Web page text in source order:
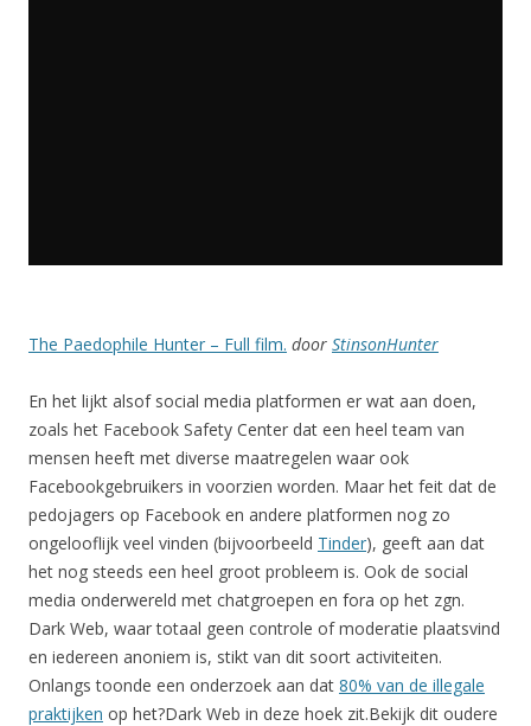
The Paedophile Hunter – Full film. door StinsonHunter
En het lijkt alsof social media platformen er wat aan doen,
zoals het Facebook Safety Center dat een heel team van
mensen heeft met diverse maatregelen waar ook
Facebookgebruikers in voorzien worden. Maar het feit dat de
pedojagers op Facebook en andere platformen nog zo
ongelooflijk veel vinden (bijvoorbeeld Tinder), geeft aan dat
het nog steeds een heel groot probleem is. Ook de social
media onderwereld met chatgroepen en fora op het zgn.
Dark Web, waar totaal geen controle of moderatie plaatsvind
en iedereen anoniem is, stikt van dit soort activiteiten.
Onlangs toonde een onderzoek aan dat 80% van de illegale
praktijken op het?Dark Web in deze hoek zit.Bekijk dit oudere